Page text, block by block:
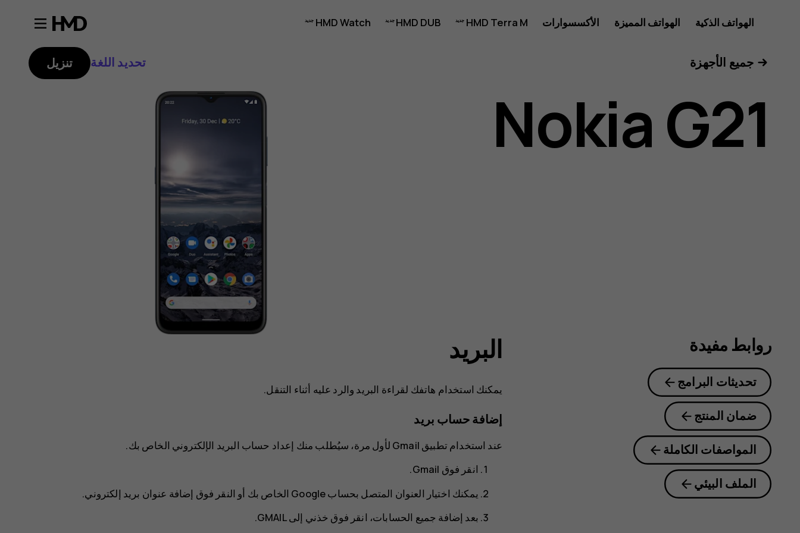
دليل
مستخدم
Nokia
الهواتف الذكية الهواتف المميزة الأكسسوارات HMD Terra M
HMD DUB
HMD Watch
جميع الأجهزة تحديد اللغة تنزيل
Nokia G21
البريد
يمكنك استخدام هاتفك لقراءة البريد والرد عليه أثناء التنقل.
إضافة حساب بريد
عند استخدام تطبيق Gmail لأول مرة، سيُطلب منك إعداد حساب البريد الإلكتروني الخاص بك.
انقر فوق Gmail
.
يمكنك اختيار العنوان المتصل بحساب Google الخاص بك أو النقر فوق
إضافة عنوان بريد إلكتروني.
بعد إضافة جميع الحسابات، انقر فوق خذني إلى GMAIL‎ .
روابط مفيدة
تحديثات البرامج
ضمان المنتج
المواصفات الكاملة
الملف البيئي